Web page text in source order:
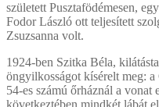
született Pusztafödémesen,
Fodor László ott teljesített
Zsuzsanna volt.
1924-ben Szitka Béla,
öngyilkosságot kísérelt meg:
54-es számú őrháznál a vonat
következtében mindkét lábát